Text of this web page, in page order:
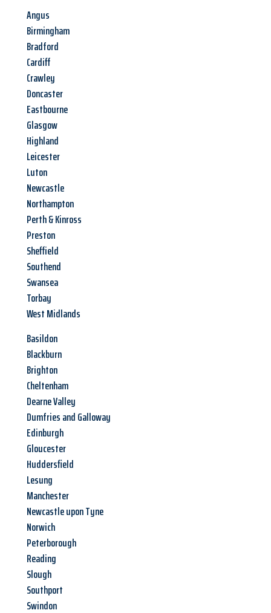
Angus
Birmingham
Bradford
Cardiff
Crawley
Doncaster
Eastbourne
Glasgow
Highland
Leicester
Luton
Newcastle
Northampton
Perth & Kinross
Preston
Sheffield
Southend
Swansea
Torbay
West Midlands
Basildon
Blackburn
Brighton
Cheltenham
Dearne Valley
Dumfries and Galloway
Edinburgh
Gloucester
Huddersfield
Lesung
Manchester
Newcastle upon Tyne
Norwich
Peterborough
Reading
Slough
Southport
Swindon